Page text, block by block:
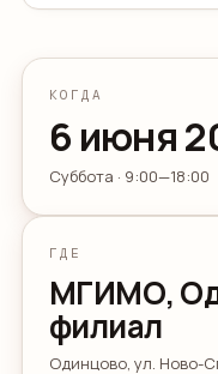
КОГДА
6 июня
Суббота · 9:00—18:00
ГДЕ
МГИМО,
филиал
Одинцово, ул. Ново-